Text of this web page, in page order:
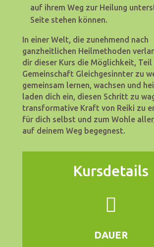
auf ihrem Weg zur Heilung
Seite stehen können.
In einer Welt, die zunehmend nach
ganzheitlichen Heilmethoden
dir dieser Kurs die Möglichkeit, Teil
Gemeinschaft Gleichgesinnter zu
gemeinsam lernen, wachsen und
laden dich ein, diesen Schritt zu
transformative Kraft von Reiki zu
für dich selbst und zum Wohle
auf deinem Weg begegnest.
Kursdetails

DAUER